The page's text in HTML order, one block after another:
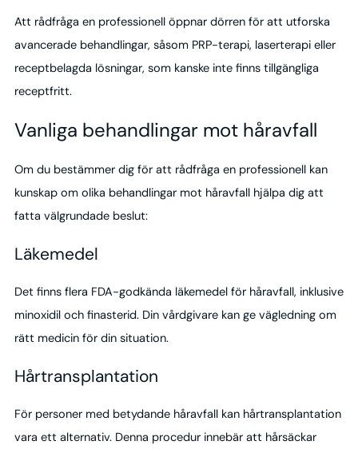
Att rådfråga en professionell öppnar dörren för att utforska
avancerade behandlingar, såsom PRP-terapi, laserterapi eller
receptbelagda lösningar, som kanske inte finns tillgängliga
receptfritt.
Vanliga behandlingar mot håravfall
Om du bestämmer dig för att rådfråga en professionell kan
kunskap om olika behandlingar mot håravfall hjälpa dig att
fatta välgrundade beslut:
Läkemedel
Det finns flera FDA-godkända läkemedel för håravfall, inklusive
minoxidil och finasterid. Din vårdgivare kan ge vägledning om
rätt medicin för din situation.
Hårtransplantation
För personer med betydande håravfall kan hårtransplantation
vara ett alternativ. Denna procedur innebär att hårsäckar